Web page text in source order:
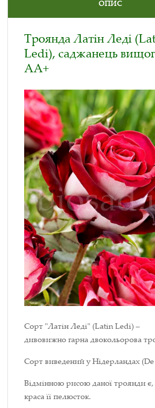
ОПИС
Троянда Латін Леді
Ledi), саджанець
АА+
Сорт "Латін Леді" (Latin Ledi) –
дивовижно гарна двокольорова
Сорт виведений у Нідерландах
Відмінною рисою даної троянди є,
краса її пелюсток.